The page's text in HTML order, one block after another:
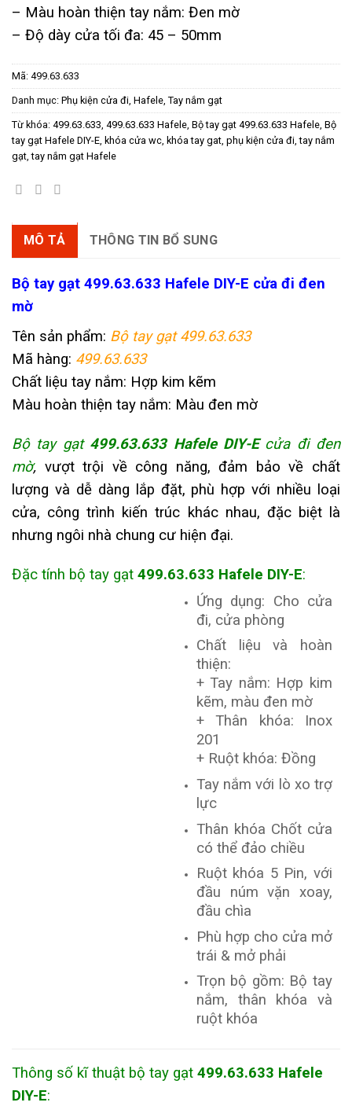
– Màu hoàn thiện tay nắm: Đen mờ
– Độ dày cửa tối đa: 45 – 50mm
Mã: 499.63.633
Danh mục: Phụ kiện cửa đi, Hafele, Tay nắm gạt
Từ khóa: 499.63.633, 499.63.633 Hafele, Bộ tay gạt 499.63.633 Hafele, Bộ
tay gạt Hafele DIY-E, khóa cửa wc, khóa tay gat, phụ kiện cửa đi,tay nắm
gạt,tay nắm gạt Hafele
MÔ TẢ THÔNG TIN BỔ SUNG
Bộ tay gạt 499.63.633 Hafele DIY-E cửa đi đen
mờ
Tên sản phẩm: Bộ tay gạt 499.63.633
Mã hàng: 499.63.633
Chất liệu tay nắm: Hợp kim kẽm
Màu hoàn thiện tay nắm: Màu đen mờ
Bộ tay gạt 499.63.633 Hafele DIY-Ecửa đi đen
mờ, vượt trội về công năng, đảm bảo về chất
lượng và dễ dàng lắp đặt, phù hợp với nhiều loại
cửa, công trình kiến trúc khác nhau, đặc biệt là
nhưng ngôi nhà chung cư hiện đại.
Đặc tính bộ tay gạt 499.63.633 Hafele DIY-E:
Ứng dụng: Cho cửa
đi, cửa phòng
Chất liệu và hoàn
thiện:
+ Tay nắm: Hợp kim
kẽm, màu đen mờ
+ Thân khóa: Inox
201
+ Ruột khóa: Đồng
Tay nắm với lò xo trợ
lực
Thân khóa Chốt cửa
có thể đảo chiều
Ruột khóa 5 Pin, với
đầu núm vặn xoay,
đầu chìa
Phù hợp cho cửa mở
trái & mở phải
Trọn bộ gồm: Bộ tay
nắm, thân khóa và
ruột khóa
Thông số kĩ thuật bộ tay gạt 499.63.633 Hafele
DIY-E: